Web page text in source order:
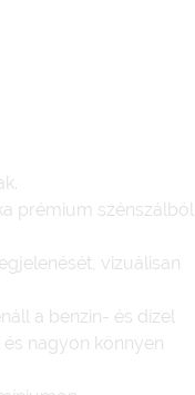
prémium szénszálból
vizuálisan
a benzin- és dízel
nagyon könnyen